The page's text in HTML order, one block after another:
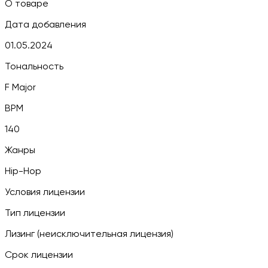
О товаре
Дата добавления
01.05.2024
Тональность
F Major
BPM
140
Жанры
Hip-Hop
Условия лицензии
Тип лицензии
Лизинг (неисключительная лицензия)
Срок лицензии